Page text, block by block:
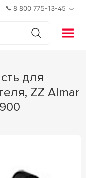
8 800 775-13-45
ZZ Almar